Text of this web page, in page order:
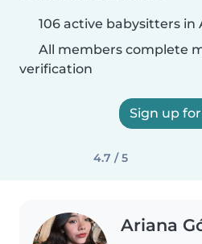
106 active babysitters in
All members complete
verification
Sign up
4.7 / 5
Ariana